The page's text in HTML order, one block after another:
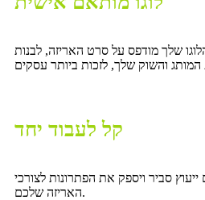
שלך מודפס על סרט האריזה, לבנות
קל לעבוד יחד
ייעוץ סביר ויספק את הפתרונות לצורכי
האריזה שלכם.